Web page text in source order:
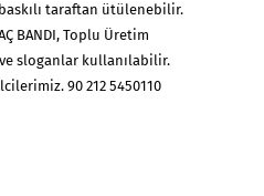
taraftan ütülenebilir.
BANDI, Toplu Üretim
sloganlar kullanılabilir.
90 212 5450110